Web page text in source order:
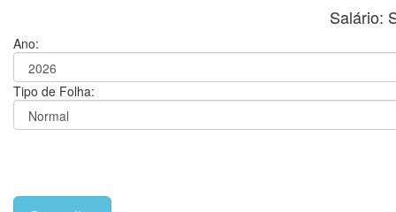
Salário:
Ano:
Tipo de Folha: